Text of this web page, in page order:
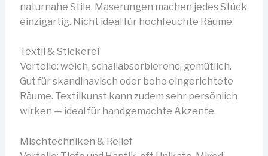
naturnahe Stile. Maserungen machen jedes Stück
einzigartig. Nicht ideal für hochfeuchte Räume.
Textil & Stickerei
Vorteile: weich, schallabsorbierend, gemütlich.
Gut für skandinavisch oder boho eingerichtete
Räume. Textilkunst kann zudem sehr persönlich
wirken — ideal für handgemachte Akzente.
Mischtechniken & Relief